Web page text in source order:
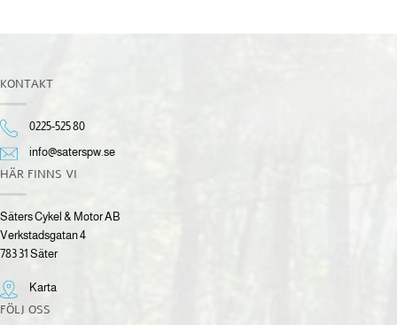
KONTAKT
0225-525 80
info@saterspw.se
HÄR FINNS VI
Säters Cykel & Motor AB
Verkstadsgatan 4
783 31 Säter
Karta
FÖLJ OSS